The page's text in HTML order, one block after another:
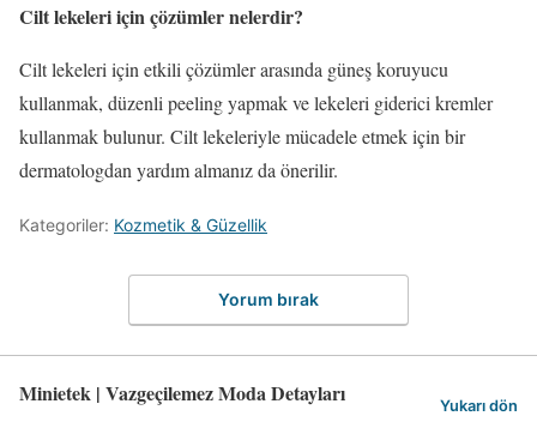
Cilt lekeleri için çözümler nelerdir?
Cilt lekeleri için etkili çözümler arasında güneş koruyucu
kullanmak, düzenli peeling yapmak ve lekeleri giderici kremler
kullanmak bulunur. Cilt lekeleriyle mücadele etmek için bir
dermatologdan yardım almanız da önerilir.
Kategoriler: Kozmetik & Güzellik
Yorum bırak
Minietek | Vazgeçilemez Moda Detayları Yukarı dön